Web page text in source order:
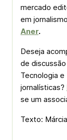
mercado
em
Aner.
Deseja
de
Tecnologia
jornalísticas?
se um
Texto: